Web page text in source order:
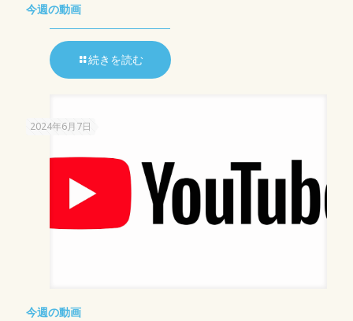
今週の動画
続きを読む
2024年6月7日
今週の動画